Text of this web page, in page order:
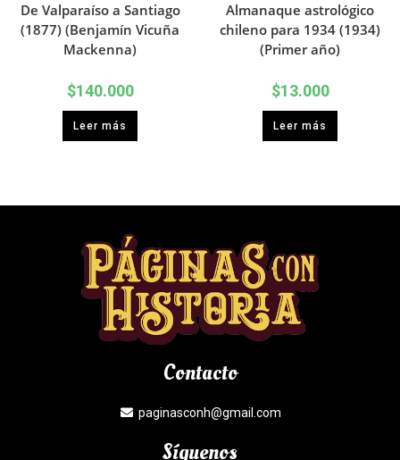
De Valparaíso a Santiago
(1877) (Benjamín Vicuña
Mackenna)
$140.000
Leer más
Almanaque astrológico
chileno para 1934 (1934)
(Primer año)
$13.000
Leer más
Contacto
paginasconh@gmail.com
Síguenos